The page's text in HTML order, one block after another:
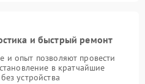
и быстрый ремонт
опыт позволяют провести
в кратчайшие
устройства